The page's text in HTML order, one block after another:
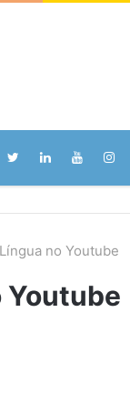
no Youtube
Youtube